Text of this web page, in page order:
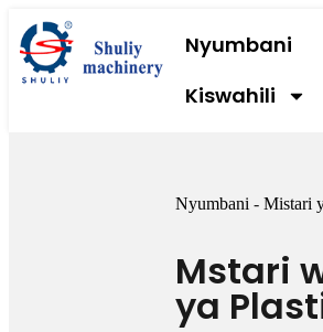
Nyumbani
Kiswahili
Nyumbani - Mistari
Mstari
ya